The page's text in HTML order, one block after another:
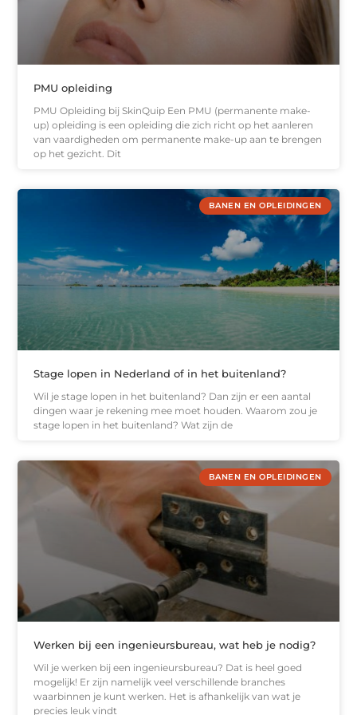
PMU opleiding
PMU Opleiding bij SkinQuip Een PMU (permanente make-
up) opleiding is een opleiding die zich richt op het aanleren
van vaardigheden om permanente make-up aan te brengen
op het gezicht. Dit
BANEN EN OPLEIDINGEN
Stage lopen in Nederland of in het buitenland?
Wil je stage lopen in het buitenland? Dan zijn er een aantal
dingen waar je rekening mee moet houden. Waarom zou je
stage lopen in het buitenland? Wat zijn de
BANEN EN OPLEIDINGEN
Werken bij een ingenieursbureau, wat heb je nodig?
Wil je werken bij een ingenieursbureau? Dat is heel goed
mogelijk! Er zijn namelijk veel verschillende branches
waarbinnen je kunt werken. Het is afhankelijk van wat je
precies leuk vindt